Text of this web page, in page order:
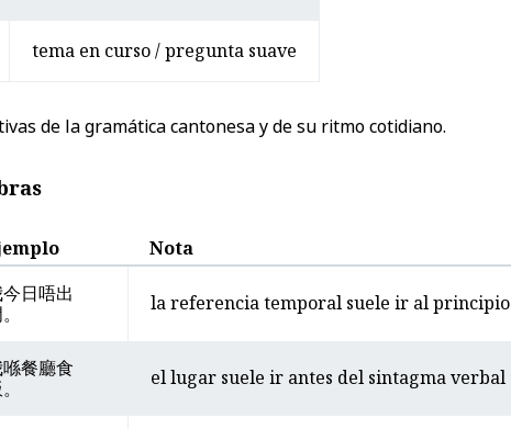
tema en curso / pregunta suave
de la gramática cantonesa y de su ritmo cotidiano.
Nota
日唔出
la referencia temporal suele ir al principio
餐廳食
el lugar suele ir antes del sintagma verbal